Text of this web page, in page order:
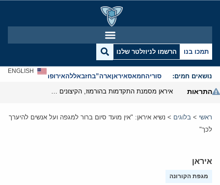
תמכו בנו הרשמו לניוזלטר שלנו
נושאים חמים: סוריהחמאסאיראןארה”בחזבאללהאירופהאנטישמיות
ENGLISH
התראות
ראשי > בלוגים > נשיא איראן: "אין מועד סיום ברור למגפה ועל אנשים להיערך
לכך"
איראן
מגפת הקורונה